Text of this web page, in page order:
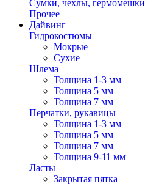
Сумки, чехлы, гермомешки
Прочее
Дайвинг
Гидрокостюмы
Мокрые
Сухие
Шлема
Толщина 1-3 мм
Толщина 5 мм
Толщина 7 мм
Перчатки, рукавицы
Толщина 1-3 мм
Толщина 5 мм
Толщина 7 мм
Толщина 9-11 мм
Ласты
Закрытая пятка